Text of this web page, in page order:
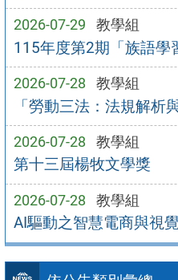
2026-07-29 教學組
115年度第2期「族語學
2026-07-28 教學組
「勞動三法：法規解析
2026-07-28 教學組
第十三屆楊牧文學獎
2026-07-28 教學組
AI驅動之智慧電商與視